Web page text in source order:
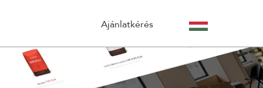
Kreatív Design
Ajánlatkérés